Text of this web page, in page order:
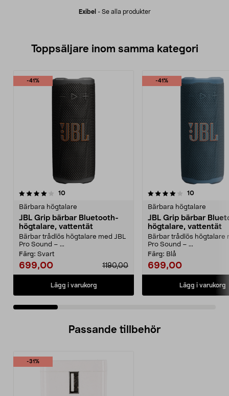
Exibel - Se alla produkter
Toppsäljare inom samma kategori
-41%
10recensioner
Bärbara högtalare
JBL Grip bärbar Bluetooth-
högtalare, vattentät
Bärbar trådlös högtalare med JBL
Pro Sound – ...
Färg: Svart
699,00 1190,00
Lägg i varukorg
-41%
4.0 av 5 stjärnor 10recensioner
Bärbara högtalare
JBL Grip bärbar
högtalare, vattentät
Bärbar trådlös högtalare
Pro Sound – ...
Färg: Blå
699,00
Lägg i varukorg
5.0 av 5 stjärnor
Passande tillbehör
-31%